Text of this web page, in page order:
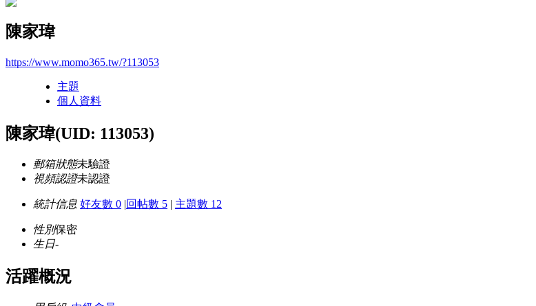
陳家瑋
https://www.momo365.tw/?113053
主題
個人資料
陳家瑋(UID: 113053)
郵箱狀態未驗證
視頻認證未認證
統計信息 好友數 0 |回帖數 5 | 主題數 12
性別保密
生日-
活躍概況